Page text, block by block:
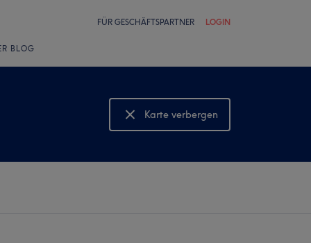
FÜR GESCHÄFTSPARTNER LOGIN
BLOG
Karte verbergen
Karte anzeigen